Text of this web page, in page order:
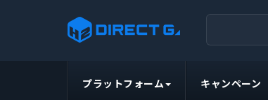
プラットフォーム キャンペーン